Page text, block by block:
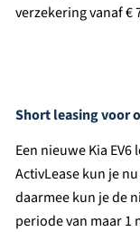
verzekering vanaf €
Short leasing voor
Een nieuwe Kia
ActivLease kun je
daarmee kun je de
periode van maar 1